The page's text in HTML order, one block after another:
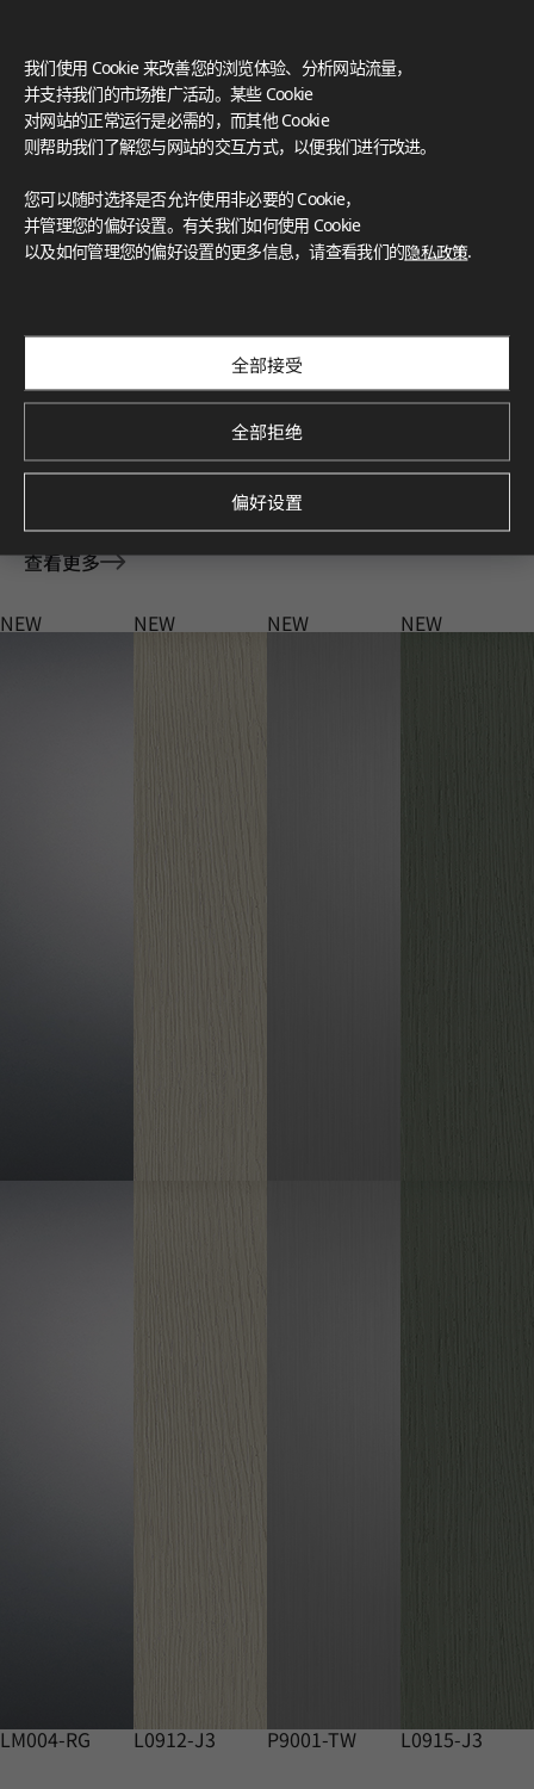
Deco Film 家具膜 全新花色
探索灵感源于最新趋势的全新花色。
查看更多
NEW
LM004-RG
NEW
L0912-J3
NEW
P9001-TW
NEW
L0915-J3
我们使用 Cookie 来改善您的浏览体验、分析网站流量，
并支持我们的市场推广活动。某些 Cookie
对网站的正常运行是必需的，而其他 Cookie
则帮助我们了解您与网站的交互方式，以便我们进行改进。
您可以随时选择是否允许使用非必要的 Cookie，
并管理您的偏好设置。有关我们如何使用 Cookie
以及如何管理您的偏好设置的更多信息，请查看我们的隐私政策.
全部接受
全部拒绝
偏好设置